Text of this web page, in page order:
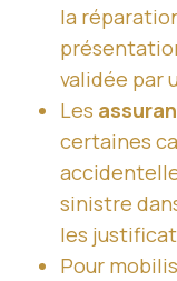
la
validée par
Les
certaines
sinistre
les
Pour